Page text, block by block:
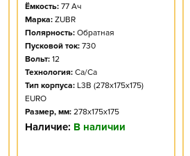
Ёмкость: 77 Ач
Марка: ZUBR
Полярность: Обратная
Пусковой ток: 730
Вольт: 12
Технология: Ca/Ca
Тип корпуса: L3B (278x175x175)
EURO
Размер, мм: 278x175x175
Наличие: В наличии